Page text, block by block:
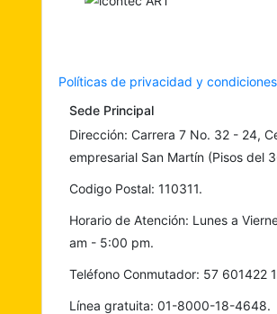
Sede Principal
Dirección: Carrera 7 No. 32 - 24,
empresarial San Martín (Pisos del
Codigo Postal: 110311.
Horario de Atención: Lunes a
am - 5:00 pm.
Teléfono Conmutador: 57 601422
Línea gratuita: 01-8000-18-4648.
Políticas de privacidad y